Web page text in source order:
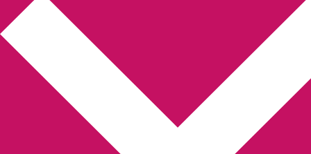
Annikas litteratur-
och kulturblogg
Deckare, kriminalromaner, thrillers
Hem Författarfemman
Webbshop Amazon